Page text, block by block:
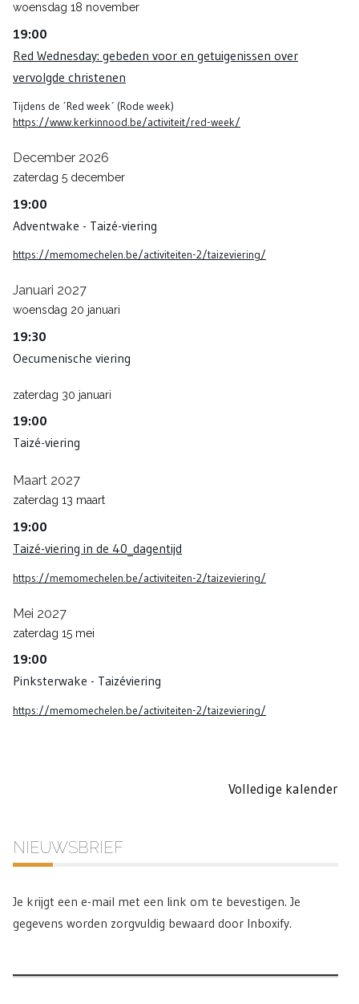
woensdag 18 november
19:00
Red Wednesday: gebeden voor en getuigenissen over
vervolgde christenen
Tijdens de ´Red week´ (Rode week)
https://www.kerkinnood.be/activiteit/red-week/
December 2026
zaterdag 5 december
19:00
Adventwake - Taizé-viering
https://memomechelen.be/activiteiten-2/taizeviering/
Januari 2027
woensdag 20 januari
19:30
Oecumenische viering
zaterdag 30 januari
19:00
Taizé-viering
Maart 2027
zaterdag 13 maart
19:00
Taizé-viering in de 40_dagentijd
https://memomechelen.be/activiteiten-2/taizeviering/
Mei 2027
zaterdag 15 mei
19:00
Pinksterwake - Taizéviering
https://memomechelen.be/activiteiten-2/taizeviering/
Volledige kalender
NIEUWSBRIEF
Je krijgt een e-mail met een link om te bevestigen. Je
gegevens worden zorgvuldig bewaard door Inboxify.